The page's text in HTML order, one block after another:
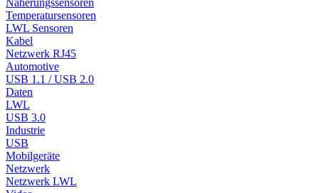
Temperatursensoren
LWL Sensoren
Kabel
Netzwerk RJ45
Automotive
USB 1.1 / USB 2.0
Daten
LWL
USB 3.0
Industrie
USB
Mobilgeräte
Netzwerk
Netzwerk LWL